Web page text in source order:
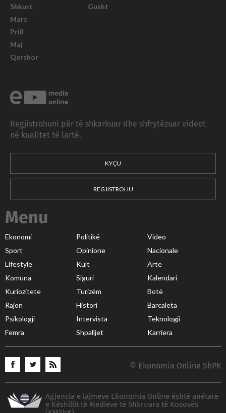
Shkurt
Mars
Prill
Maj
Qershor
Gusht
Regjistrohuni për të shkarkuar dhe shfrytëzuar videot
në kualitet të lartë.
KYÇU
REGJISTROHU
Menu
Ekonomi Politikë
Video
Sport
Opinione
Nacionale
Lifestyle
Kult
Arte
Komuna
Siguri
Kalendari
Kuriozitete
Turizëm
Botë
Rajon
Histori
Barcaleta
Psikologji
Intervista
Teknologji
Femra
Shpalljet Karriera
© Ekonomia Online ShPK
Agjencia e lajmeve Ekonomia Online është anëtare
e Këshillit të Medieve të Shkruara të Kosovës